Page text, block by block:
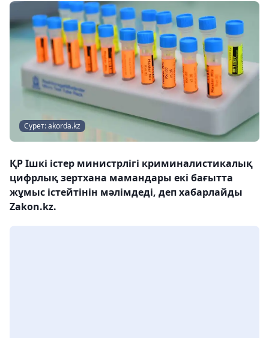
Сурет: akorda.kz
ҚР Ішкі істер министрлігі криминалистикалық
цифрлық зертхана мамандары екі бағытта
жұмыс істейтінін мәлімдеді, деп хабарлайды
Zakon.kz.